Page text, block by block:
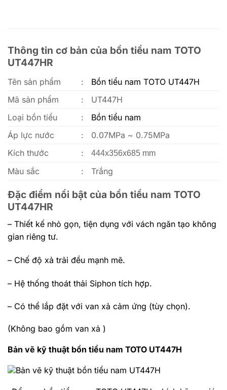
Thông tin cơ bản của bồn tiểu nam TOTO
UT447HR
Tên sản phẩm :
Bồn tiểu nam TOTO UT447H
Mã sản phẩm
:
UT447H
Loại bồn tiểu
:
Bồn tiểu nam
Áp lực nước
:
0.07MPa ~ 0.75MPa
Kích thước
: 444x356x685 mm
Màu sắc : Trắng
Đặc điểm nổi bật của bồn tiểu nam TOTO
UT447HR
– Thiết kế nhỏ gọn, tiện dụng với vách ngăn tạo không
gian riêng tư.
– Chế độ xả trải đều mạnh mẽ.
– Hệ thống thoát thải Siphon tích hợp.
– Có thể lắp đặt với van xả cảm ứng (tùy chọn).
(Không bao gồm van xả )
Bản vẽ kỹ thuật bồn tiểu nam TOTO UT447H